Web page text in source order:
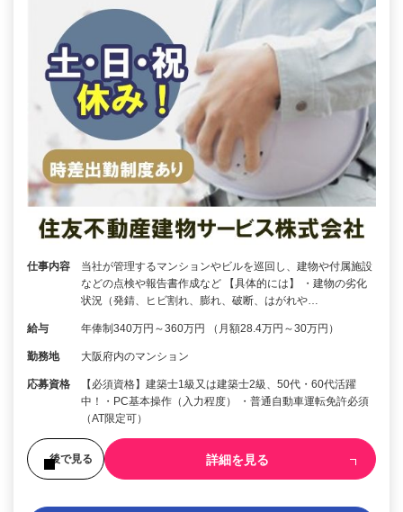
仕事内容
当社が管理するマンションやビルを巡回し、建物や付属施設
などの点検や報告書作成など 【具体的には】 ・建物の劣化
状況（発錆、ヒビ割れ、膨れ、破断、はがれや…
給与 年俸制340万円～360万円 （月額28.4万円～30万円）
勤務地 大阪府内のマンション
応募資格
【必須資格】建築士1級又は建築士2級、50代・60代活躍
中！・PC基本操作（入力程度） ・普通自動車運転免許必須
（AT限定可）
後で見る 詳細を見る